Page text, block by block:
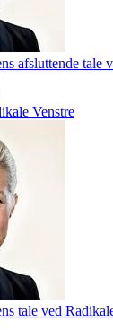
afsluttende tale
Venstre
tale ved